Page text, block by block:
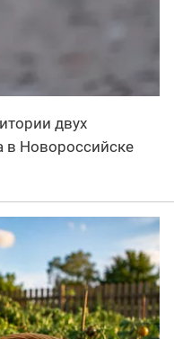
двух
в Новороссийске